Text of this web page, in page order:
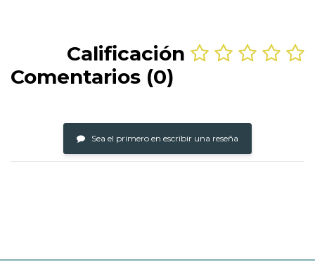
Calificación
Comentarios (0)
Sea el primero en escribir una reseña